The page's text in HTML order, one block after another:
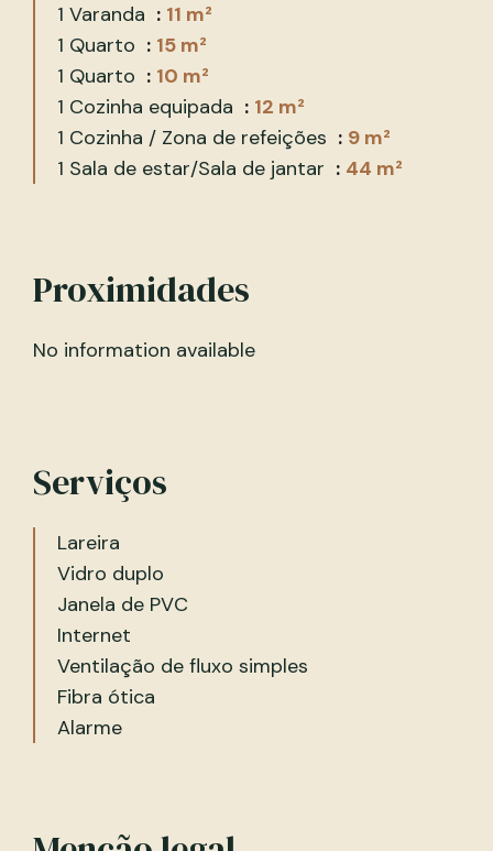
1 Varanda
11 m²
1 Quarto
15 m²
1 Quarto
10 m²
1 Cozinha equipada
12 m²
1 Cozinha / Zona de refeições
9 m²
1 Sala de estar/Sala de jantar
44 m²
Proximidades
No information available
Serviços
Lareira
Vidro duplo
Janela de PVC
Internet
Ventilação de fluxo simples
Fibra ótica
Alarme